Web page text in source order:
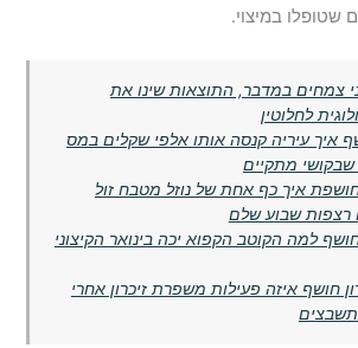
שטופלו במיצוי.
צמחים במדבר, התוצאות שינו את
לחלוטין
איך עיריה קנסה אותו אלפי שקלים במס
שבקושי מתקיים
איך כף אחת של נוזל מטבח זול
רצפות שבוע שלם
למה הקוטב הקפוא יכה בינואר הקיצוני
חושף איזה פעילות משפרת זיכרון אחרי